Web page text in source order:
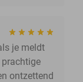
je meldt
prachtige
ontzettend